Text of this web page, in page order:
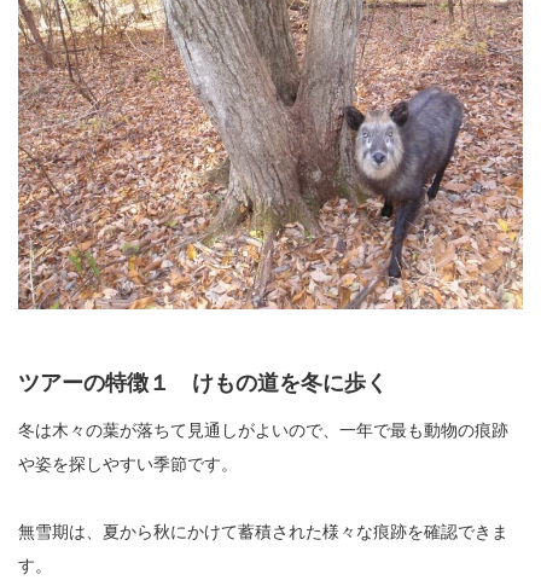
ツアーの特徴１ けもの道を冬に歩く
冬は木々の葉が落ちて見通しがよいので、一年で最も動物の痕跡
や姿を探しやすい季節です。
無雪期は、夏から秋にかけて蓄積された様々な痕跡を確認できま
す。